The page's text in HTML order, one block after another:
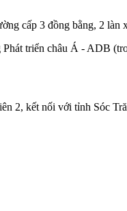
cấp 3 đồng bằng, 2 làn
triển châu Á - ADB
2, kết nối với tỉnh Sóc